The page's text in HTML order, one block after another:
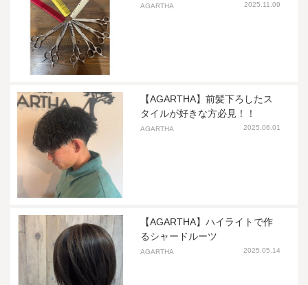
AGARTHA 2025.11.09
【AGARTHA】前髪下ろしたス
タイルが好きな方必見！！
AGARTHA 2025.06.01
【AGARTHA】ハイライトで作
るシャードルーツ
AGARTHA 2025.05.14